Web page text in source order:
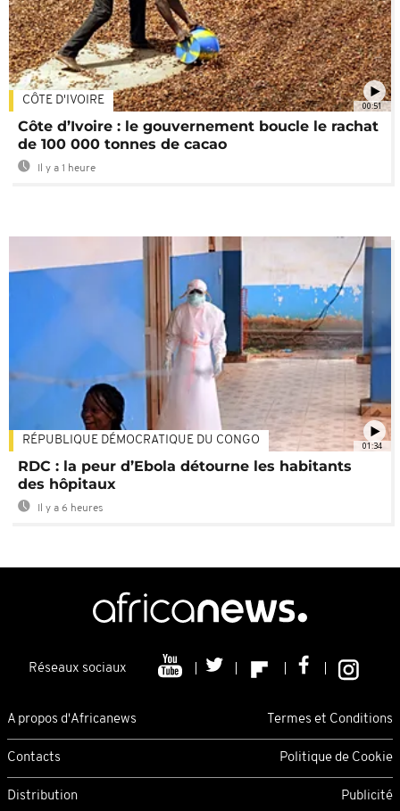
00:51
CÔTE D'IVOIRE
Côte d’Ivoire : le gouvernement boucle le rachat
de 100 000 tonnes de cacao
Il y a 1 heure
01:34
RÉPUBLIQUE DÉMOCRATIQUE DU CONGO
RDC : la peur d’Ebola détourne les habitants
des hôpitaux
Il y a 6 heures
Réseaux sociaux
A propos d'Africanews Termes et Conditions
Contacts Politique de Cookie
Distribution Publicité